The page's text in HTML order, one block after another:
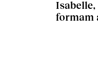
Isabelle,
formam